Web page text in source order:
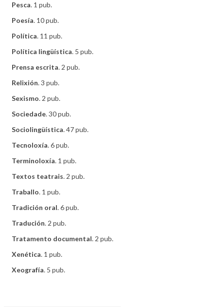
Pesca. 1 pub.
Poesía. 10 pub.
Política. 11 pub.
Política lingüística. 5 pub.
Prensa escrita. 2 pub.
Relixión. 3 pub.
Sexismo. 2 pub.
Sociedade. 30 pub.
Sociolingüística. 47 pub.
Tecnoloxía. 6 pub.
Terminoloxía. 1 pub.
Textos teatrais. 2 pub.
Traballo. 1 pub.
Tradición oral. 6 pub.
Tradución. 2 pub.
Tratamento documental. 2 pub.
Xenética. 1 pub.
Xeografía. 5 pub.